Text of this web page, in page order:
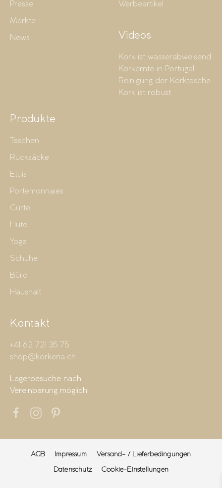
Presse
Märkte
News
Werbeartikel
Videos
Kork ist wasserabweisend
Korkernte in Portugal
Reinigung der Korktasche
Kork ist robust
Produkte
Taschen
Rucksäcke
Etuis
Portemonnaies
Gürtel
Hüte
Yoga
Schuhe
Büro
Haushalt
Kontakt
+41 62 721 35 75
shop@korkeria.ch
Lagerbesuche nach
Vereinbarung möglich!
AGB Impressum
Versand- / Lieferbedingungen
Datenschutz
Cookie-Einstellungen